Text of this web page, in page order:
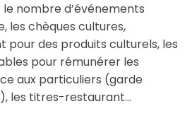
nombre d’événements
les chèques cultures,
pour des produits culturels, les
pour rémunérer les
aux particuliers (garde
les titres-restaurant…